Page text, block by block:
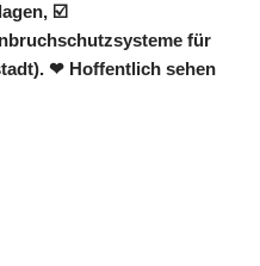
☑️
für
❤ Hoffentlich sehen